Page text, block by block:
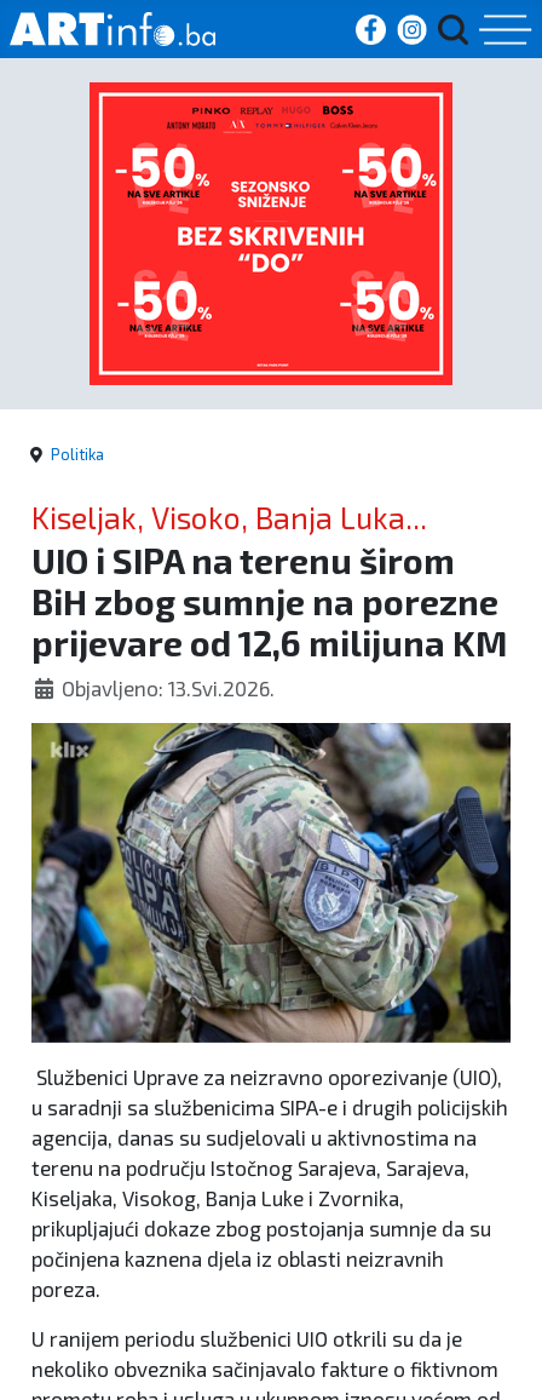
Početna
Vijesti
Kultura
Crna
kronika
Politika
Zanimljivosti
Politika
Kiseljak, Visoko, Banja Luka...
UIO i SIPA na terenu širom
BiH zbog sumnje na porezne
prijevare od 12,6 milijuna KM
Objavljeno: 13.Svi.2026.
Službenici Uprave za neizravno oporezivanje (UIO),
u saradnji sa službenicima SIPA-e i drugih policijskih
agencija, danas su sudjelovali u aktivnostima na
terenu na području Istočnog Sarajeva, Sarajeva,
Kiseljaka, Visokog, Banja Luke i Zvornika,
prikupljajući dokaze zbog postojanja sumnje da su
počinjena kaznena djela iz oblasti neizravnih
poreza.
U ranijem periodu službenici UIO otkrili su da je
nekoliko obveznika sačinjavalo fakture o fiktivnom